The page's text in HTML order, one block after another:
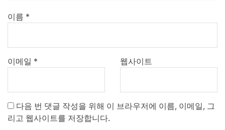
이름 *
이메일 * 웹사이트
다음 번 댓글 작성을 위해 이 브라우저에 이름, 이메일, 그
리고 웹사이트를 저장합니다.